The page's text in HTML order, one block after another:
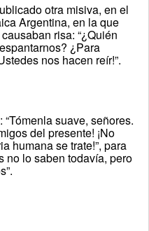
otra misiva, en el
Argentina, en la que
risa: “¿Quién
¿Para
nos hacen reír!”.
suave, señores.
del presente! ¡No
humana se trate!”, para
no lo saben todavía, pero